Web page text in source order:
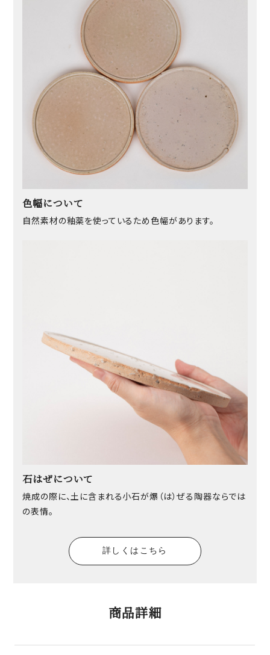
色幅について
自然素材の釉薬を使っているため色幅があります。
石はぜについて
焼成の際に、土に含まれる小石が爆（は）ぜる陶器ならでは
の表情。
詳しくはこちら
商品詳細